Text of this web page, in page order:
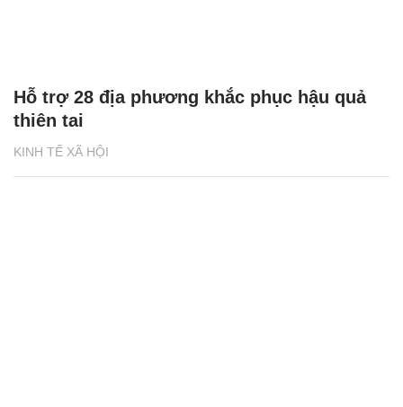
KINH TẾ XÃ HỘI
Hỗ trợ 28 địa phương khắc phục hậu quả
thiên tai